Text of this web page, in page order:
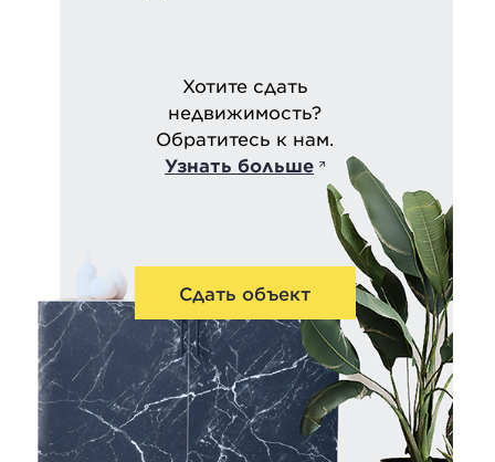
Хотите сдать
недвижимость?
Обратитесь к нам.
Узнать больше
Сдать объект